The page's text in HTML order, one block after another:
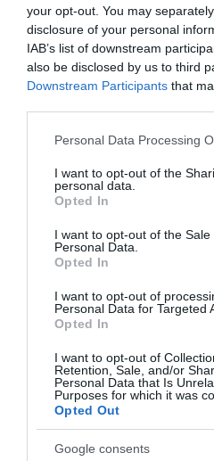
your opt-out. You may
disclosure of your personal
IAB’s list of downstream
also be disclosed by us to third
Downstream Participants that
Please note that this website/
not limited to your visit or usage
grant or deny consent to
use your data for below
consent section.
Personal Data Processing
I want to opt-out of the
personal data.
Opted In
I want to opt-out of the Sale
Personal Data.
Opted In
I want to opt-out of
Personal Data for Targeted
Opted In
I want to opt-out of
Retention, Sale, and/or
Personal Data that Is
Purposes for which it was
Opted Out
Google consents
Η κλήρωση της
γυναικών
Πραγματοποιήθηκε η
γυναικών και το «τριφύλλι»
υποχρεώσεις εντός έδρας με
21.07.2026 ΒΟΛΕΪ ΓΥΝΑΙΚΩΝ